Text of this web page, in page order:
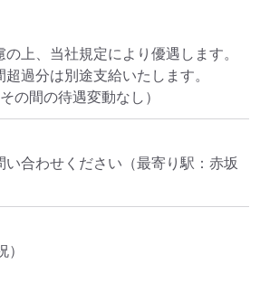
上、当社規定により優遇します。
過分は別途支給いたします。
の間の待遇変動なし）
い合わせください （最寄り駅：赤坂